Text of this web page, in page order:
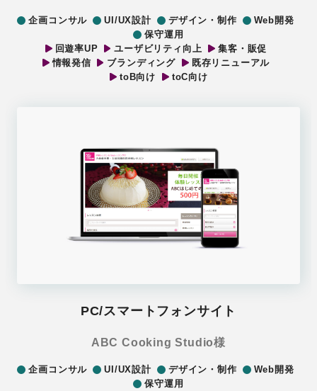
企画コンサル UI/UX設計 デザイン・制作
Web開発
保守運用
回遊率UP
ユーザビリティ向上
集客・販促
情報発信
ブランディング
既存リニューアル
toB向け
toC向け
PC/スマートフォンサイト
ABC Cooking Studio様
企画コンサル UI/UX設計 デザイン・制作
Web開発
保守運用